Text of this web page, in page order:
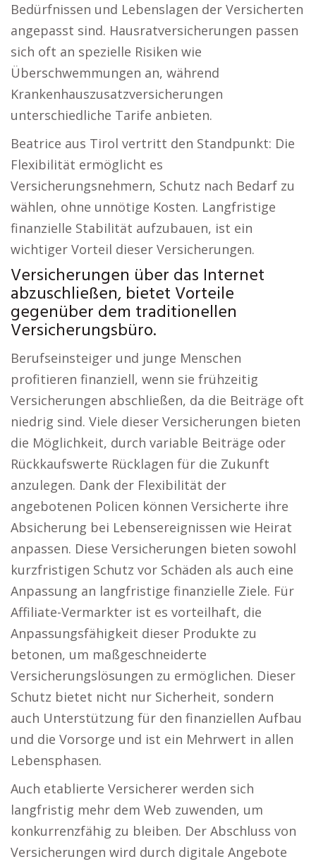
Bedürfnissen und Lebenslagen der Versicherten
angepasst sind. Hausratversicherungen passen
sich oft an spezielle Risiken wie
Überschwemmungen an, während
Krankenhauszusatzversicherungen
unterschiedliche Tarife anbieten.
Beatrice aus Tirol vertritt den Standpunkt: Die
Flexibilität ermöglicht es
Versicherungsnehmern, Schutz nach Bedarf zu
wählen, ohne unnötige Kosten. Langfristige
finanzielle Stabilität aufzubauen, ist ein
wichtiger Vorteil dieser Versicherungen.
Versicherungen über das Internet
abzuschließen, bietet Vorteile
gegenüber dem traditionellen
Versicherungsbüro.
Berufseinsteiger und junge Menschen
profitieren finanziell, wenn sie frühzeitig
Versicherungen abschließen, da die Beiträge oft
niedrig sind. Viele dieser Versicherungen bieten
die Möglichkeit, durch variable Beiträge oder
Rückkaufswerte Rücklagen für die Zukunft
anzulegen. Dank der Flexibilität der
angebotenen Policen können Versicherte ihre
Absicherung bei Lebensereignissen wie Heirat
anpassen. Diese Versicherungen bieten sowohl
kurzfristigen Schutz vor Schäden als auch eine
Anpassung an langfristige finanzielle Ziele. Für
Affiliate-Vermarkter ist es vorteilhaft, die
Anpassungsfähigkeit dieser Produkte zu
betonen, um maßgeschneiderte
Versicherungslösungen zu ermöglichen. Dieser
Schutz bietet nicht nur Sicherheit, sondern
auch Unterstützung für den finanziellen Aufbau
und die Vorsorge und ist ein Mehrwert in allen
Lebensphasen.
Auch etablierte Versicherer werden sich
langfristig mehr dem Web zuwenden, um
konkurrenzfähig zu bleiben. Der Abschluss von
Versicherungen wird durch digitale Angebote